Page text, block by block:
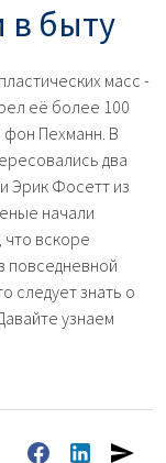
быту
масс -
её более 100
фон Пехманн. В
два
Эрик Фосетт из
начали
вскоре
повседневной
следует знать о
узнаем